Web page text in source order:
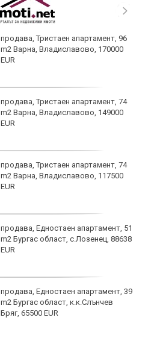
продава, Тристаен апартамент, 96
m2 Варна, Владиславово, 170000
EUR
продава, Тристаен апартамент, 74
m2 Варна, Владиславово, 149000
EUR
продава, Тристаен апартамент, 74
m2 Варна, Владиславово, 117500
EUR
продава, Едностаен апартамент, 51
m2 Бургас област, с.Лозенец, 88638
EUR
продава, Едностаен апартамент, 39
m2 Бургас област, к.к.Слънчев
Бряг, 65500 EUR